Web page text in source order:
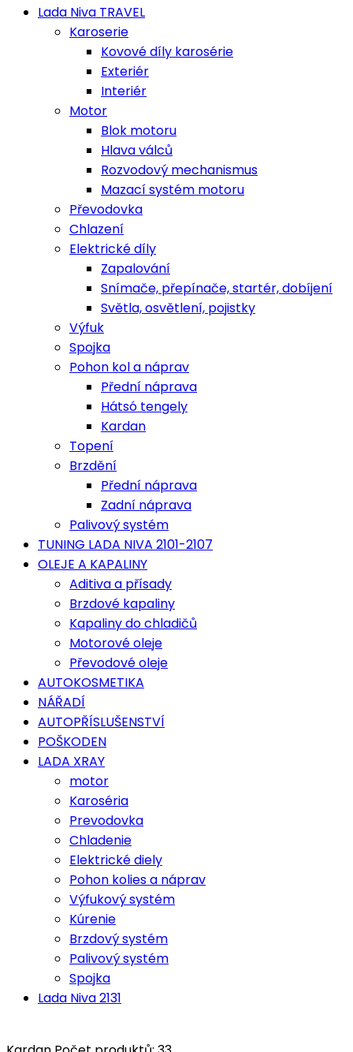
Lada Niva TRAVEL
Karoserie
Kovové díly karosérie
Exteriér
Interiér
Motor
Blok motoru
Hlava válců
Rozvodový mechanismus
Mazací systém motoru
Převodovka
Chlazení
Elektrické díly
Zapalování
Snímače, přepínače, startér, dobíjení
Světla, osvětlení, pojistky
Výfuk
Spojka
Pohon kol a náprav
Přední náprava
Hátsó tengely
Kardan
Topení
Brzdění
Přední náprava
Zadní náprava
Palivový systém
TUNING LADA NIVA 2101-2107
OLEJE A KAPALINY
Aditiva a přísady
Brzdové kapaliny
Kapaliny do chladičů
Motorové oleje
Převodové oleje
AUTOKOSMETIKA
NÁŘADÍ
AUTOPŘÍSLUŠENSTVÍ
POŠKODEN
LADA XRAY
motor
Karoséria
Prevodovka
Chladenie
Elektrické diely
Pohon kolies a náprav
Výfukový systém
Kúrenie
Brzdový systém
Palivový systém
Spojka
Lada Niva 2131